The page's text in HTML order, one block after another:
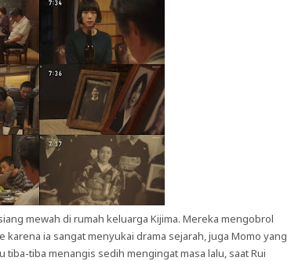
mewah di rumah keluarga Kijima. Mereka mengobrol
ia sangat menyukai drama sejarah, juga Momo yang
tiba menangis sedih mengingat masa lalu, saat Rui